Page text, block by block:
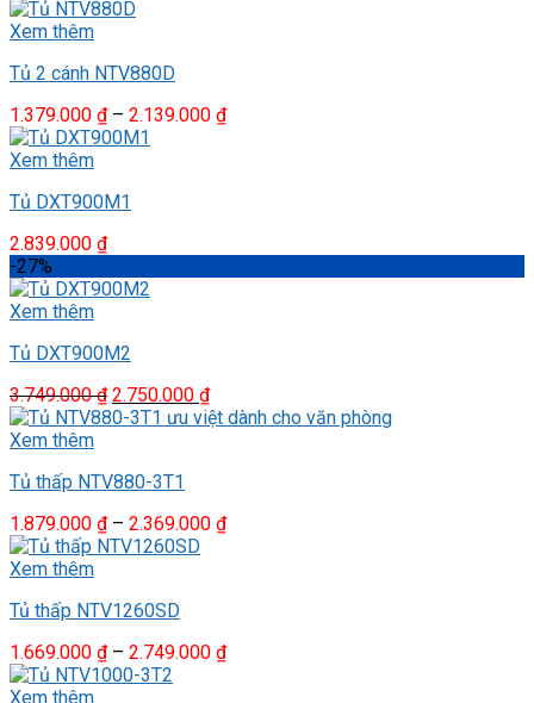
Xem thêm
Tủ 2 cánh NTV880D
1.379.000 ₫ – 2.139.000 ₫Khoảng
Xem thêm
Tủ DXT900M1
2.839.000 ₫
-27%
Xem thêm
Tủ DXT900M2
3.749.000₫ Giá
gốc
2.750.000 ₫Giá
hiện
Xem thêm
Tủ thấp NTV880-3T1
1.879.000 ₫ – 2.369.000 ₫Khoảng
Xem thêm
Tủ thấp NTV1260SD
1.669.000 ₫ – 2.749.000 ₫Khoảng
Xem thêm